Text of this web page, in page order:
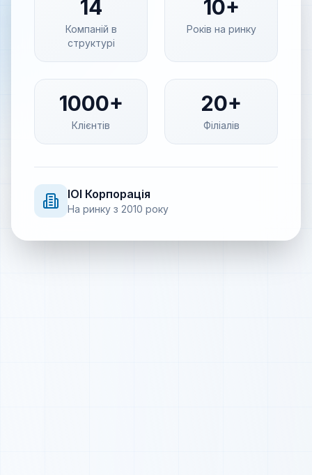
14
Компаній в
структурі
10+
Років на ринку
1000+
Клієнтів
20+
Філіалів
IOI Корпорація
На ринку з 2010 року